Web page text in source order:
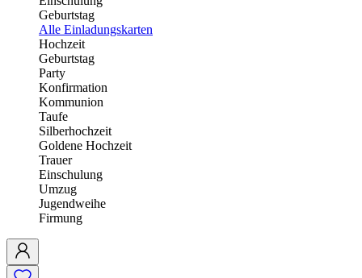
Geburtstag
Alle Einladungskarten
Hochzeit
Geburtstag
Party
Konfirmation
Kommunion
Taufe
Silberhochzeit
Goldene Hochzeit
Trauer
Einschulung
Umzug
Jugendweihe
Firmung